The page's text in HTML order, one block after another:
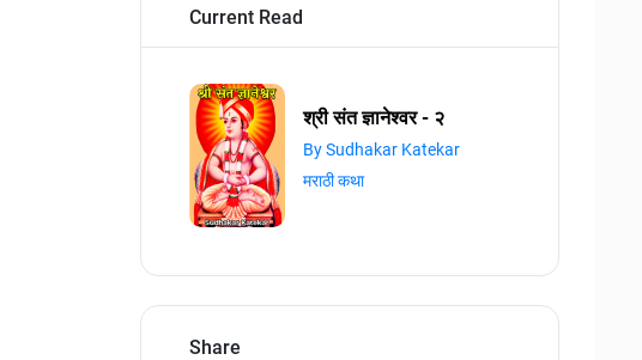
Current Read
श्री संत ज्ञानेश्वर - २
By Sudhakar Katekar
मराठी कथा
Share